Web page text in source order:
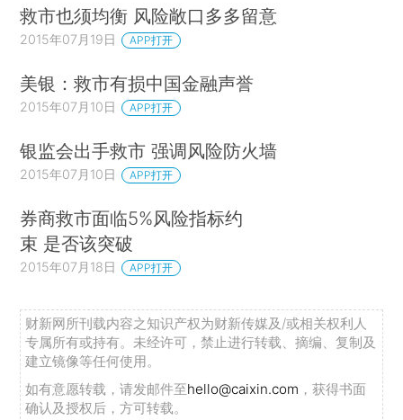
救市也须均衡 风险敞口多多留意
2015年07月19日 APP打开
美银：救市有损中国金融声誉
2015年07月10日 APP打开
银监会出手救市 强调风险防火墙
2015年07月10日 APP打开
券商救市面临5%风险指标约
束 是否该突破
2015年07月18日 APP打开
财新网所刊载内容之知识产权为财新传媒及/或相关权利人
专属所有或持有。未经许可，禁止进行转载、摘编、复制及
建立镜像等任何使用。
如有意愿转载，请发邮件至hello@caixin.com ，获得书面
确认及授权后，方可转载。